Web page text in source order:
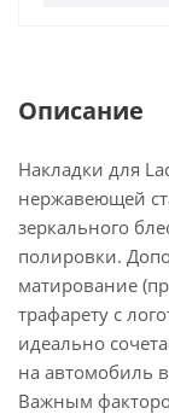
Описание
Накладки для
нержавеющей
зеркального
полировки.
матирование
трафарету c
идеально
на автомобиль
Важным